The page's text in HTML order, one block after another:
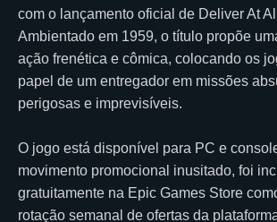
com o lançamento oficial de Deliver At
Ambientado em 1959, o título propõe
ação frenética e cômica, colocando os
papel de um entregador em missões
perigosas e imprevisíveis.
O jogo está disponível para PC e
movimento promocional inusitado, foi
gratuitamente na Epic Games Store
rotação semanal de ofertas da